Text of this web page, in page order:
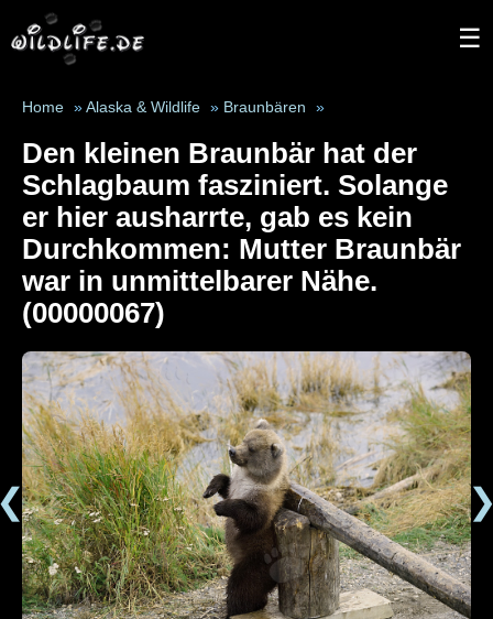
☰
Home » Alaska & Wildlife » Braunbären »
Den kleinen Braunbär hat der
Schlagbaum fasziniert. Solange
er hier ausharrte, gab es kein
Durchkommen: Mutter Braunbär
war in unmittelbarer Nähe.
(00000067)